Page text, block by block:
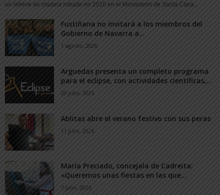
un relieve de madera robado en 2010 en el Monasterio de Santa Clara...
Fustiñana no invitará a los miembros del
Gobierno de Navarra a...
1 agosto, 2026
Arguedas presenta un completo programa
para el eclipse, con actividades científicas,...
20 julio, 2026
Ablitas abre el verano festivo con sus peras
11 julio, 2026
María Preciado, concejala de Cadreita:
«Queremos unas fiestas en las que...
7 julio, 2026